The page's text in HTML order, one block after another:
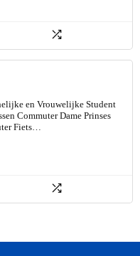
en Vrouwelijke Student
Commuter Dame Prinses
Fiets…